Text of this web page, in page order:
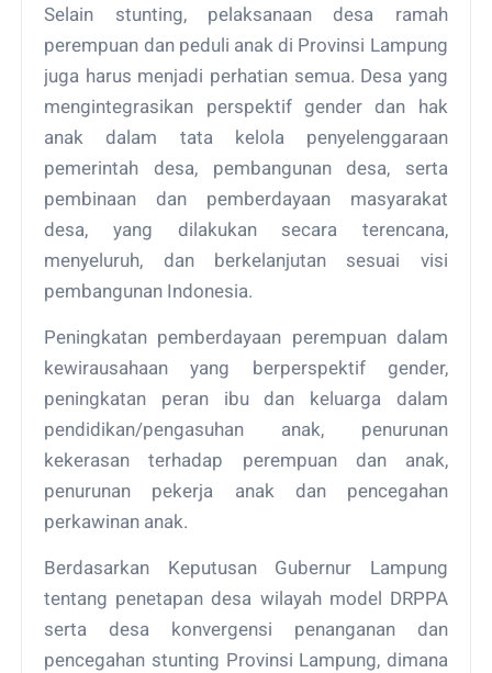
Selain stunting, pelaksanaan desa ramah
perempuan dan peduli anak di Provinsi Lampung
juga harus menjadi perhatian semua. Desa yang
mengintegrasikan perspektif gender dan hak
anak dalam tata kelola penyelenggaraan
pemerintah desa, pembangunan desa, serta
pembinaan dan pemberdayaan masyarakat
desa, yang dilakukan secara terencana,
menyeluruh, dan berkelanjutan sesuai visi
pembangunan Indonesia.
Peningkatan pemberdayaan perempuan dalam
kewirausahaan yang berperspektif gender,
peningkatan peran ibu dan keluarga dalam
pendidikan/pengasuhan anak, penurunan
kekerasan terhadap perempuan dan anak,
penurunan pekerja anak dan pencegahan
perkawinan anak.
Berdasarkan Keputusan Gubernur Lampung
tentang penetapan desa wilayah model DRPPA
serta desa konvergensi penanganan dan
pencegahan stunting Provinsi Lampung, dimana